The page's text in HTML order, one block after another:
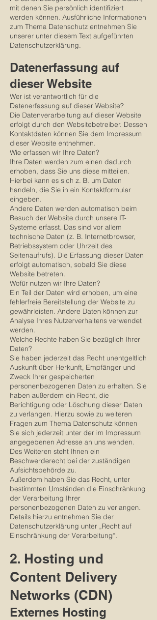
mit denen Sie persönlich identifiziert
werden können. Ausführliche Informationen
zum Thema Datenschutz entnehmen Sie
unserer unter diesem Text aufgeführten
Datenschutzerklärung.
Datenerfassung auf
dieser Website
Wer ist verantwortlich für die
Datenerfassung auf dieser Website?
Die Datenverarbeitung auf dieser Website
erfolgt durch den Websitebetreiber. Dessen
Kontaktdaten können Sie dem Impressum
dieser Website entnehmen.
Wie erfassen wir Ihre Daten?
Ihre Daten werden zum einen dadurch
erhoben, dass Sie uns diese mitteilen.
Hierbei kann es sich z. B. um Daten
handeln, die Sie in ein Kontaktformular
eingeben.
Andere Daten werden automatisch beim
Besuch der Website durch unsere IT-
Systeme erfasst. Das sind vor allem
technische Daten (z. B. Internetbrowser,
Betriebssystem oder Uhrzeit des
Seitenaufrufs). Die Erfassung dieser Daten
erfolgt automatisch, sobald Sie diese
Website betreten.
Wofür nutzen wir Ihre Daten?
Ein Teil der Daten wird erhoben, um eine
fehlerfreie Bereitstellung der Website zu
gewährleisten. Andere Daten können zur
Analyse Ihres Nutzerverhaltens verwendet
werden.
Welche Rechte haben Sie bezüglich Ihrer
Daten?
Sie haben jederzeit das Recht unentgeltlich
Auskunft über Herkunft, Empfänger und
Zweck Ihrer gespeicherten
personenbezogenen Daten zu erhalten. Sie
haben außerdem ein Recht, die
Berichtigung oder Löschung dieser Daten
zu verlangen. Hierzu sowie zu weiteren
Fragen zum Thema Datenschutz können
Sie sich jederzeit unter der im Impressum
angegebenen Adresse an uns wenden.
Des Weiteren steht Ihnen ein
Beschwerderecht bei der zuständigen
Aufsichtsbehörde zu.
Außerdem haben Sie das Recht, unter
bestimmten Umständen die Einschränkung
der Verarbeitung Ihrer
personenbezogenen Daten zu verlangen.
Details hierzu entnehmen Sie der
Datenschutzerklärung unter „Recht auf
Einschränkung der Verarbeitung“.
2. Hosting und
Content Delivery
Networks (CDN)
Externes Hosting